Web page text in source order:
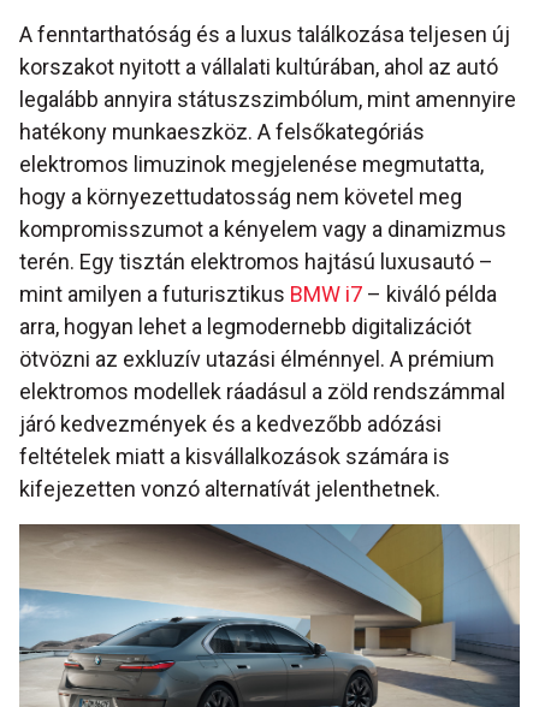
A fenntarthatóság és a luxus találkozása teljesen új
korszakot nyitott a vállalati kultúrában, ahol az autó
legalább annyira státuszszimbólum, mint amennyire
hatékony munkaeszköz. A felsőkategóriás
elektromos limuzinok megjelenése megmutatta,
hogy a környezettudatosság nem követel meg
kompromisszumot a kényelem vagy a dinamizmus
terén. Egy tisztán elektromos hajtású luxusautó –
mint amilyen a futurisztikus BMW i7 – kiváló példa
arra, hogyan lehet a legmodernebb digitalizációt
ötvözni az exkluzív utazási élménnyel. A prémium
elektromos modellek ráadásul a zöld rendszámmal
járó kedvezmények és a kedvezőbb adózási
feltételek miatt a kisvállalkozások számára is
kifejezetten vonzó alternatívát jelenthetnek.